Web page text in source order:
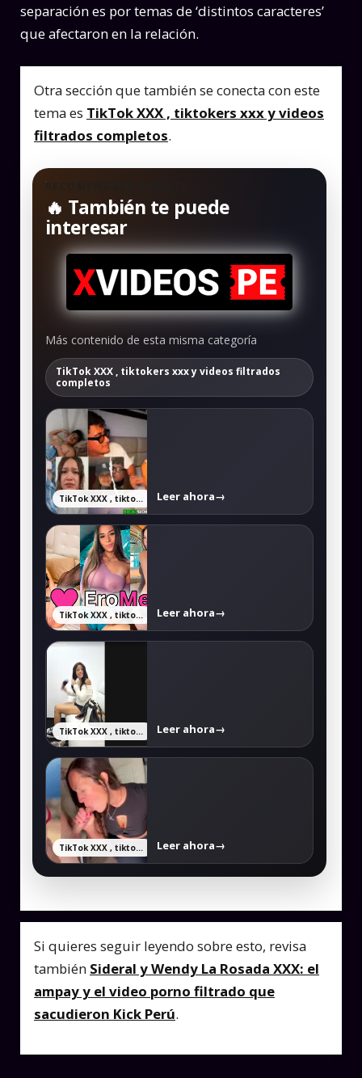
separación es por temas de ‘distintos caracteres’
que afectaron en la relación.
Otra sección que también se conecta con este
tema es TikTok XXX , tiktokers xxx y videos
filtrados completos.
RECOMENDADO PARA TI
🔥 También te puede
interesar
Más contenido de esta misma categoría
TikTok XXX , tiktokers xxx y videos filtrados
completos
TikTok XXX , tiktokers xxx y videos filtrados completos Leer ahora→
TikTok XXX , tiktokers xxx y videos filtrados completos Leer ahora→
TikTok XXX , tiktokers xxx y videos filtrados completos Leer ahora→
TikTok XXX , tiktokers xxx y videos filtrados completos Leer ahora→
Si quieres seguir leyendo sobre esto, revisa
también Sideral y Wendy La Rosada XXX: el
ampay y el video porno filtrado que
sacudieron Kick Perú.